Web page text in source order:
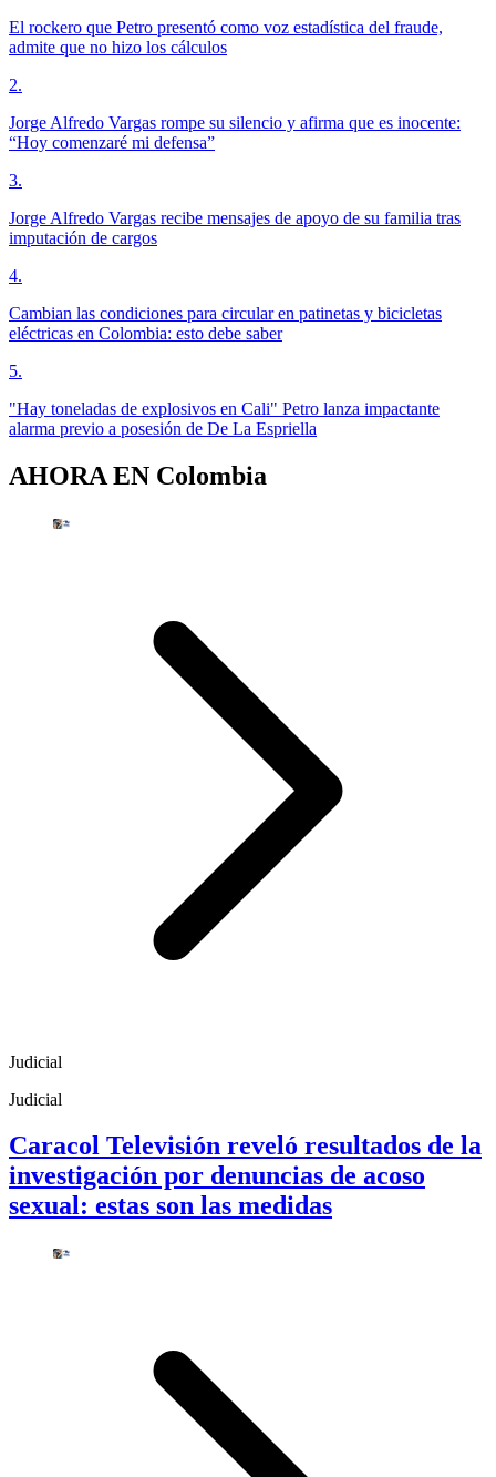
El rockero que Petro presentó como voz estadística del fraude,
admite que no hizo los cálculos
2.
Jorge Alfredo Vargas rompe su silencio y afirma que es inocente:
“Hoy comenzaré mi defensa”
3.
Jorge Alfredo Vargas recibe mensajes de apoyo de su familia tras
imputación de cargos
4.
Cambian las condiciones para circular en patinetas y bicicletas
eléctricas en Colombia: esto debe saber
5.
"Hay toneladas de explosivos en Cali" Petro lanza impactante
alarma previo a posesión de De La Espriella
AHORA EN Colombia
Judicial
Judicial
Caracol Televisión reveló resultados de la
investigación por denuncias de acoso
sexual: estas son las medidas